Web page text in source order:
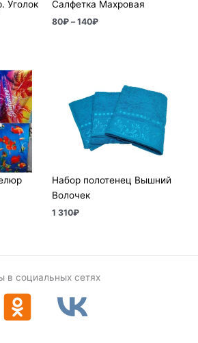
Уголок
Салфетка Махровая
80₽ – 140₽
Набор полотенец Вышний
Волочек
1 310₽
в социальных сетях